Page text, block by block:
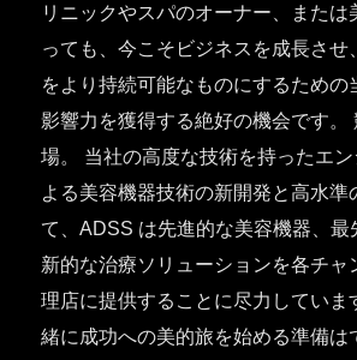
リニックやスパのオーナー、または
っても、今こそビジネスを成長させ
をより持続可能なものにするための
影響力を獲得する絶好の機会です。
場。 当社の高度な技術を持ったエ
よる美容機器技術の新開発と高水準
て、ADSS は先進的な美容機器、最
新的な治療ソリューションを各チャ
理店に提供することに尽力していま
緒に成功への美的旅を始める準備は